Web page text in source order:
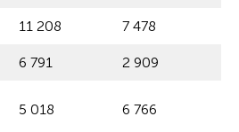
11 208 7 478
6 791 2 909
5 018 6 766